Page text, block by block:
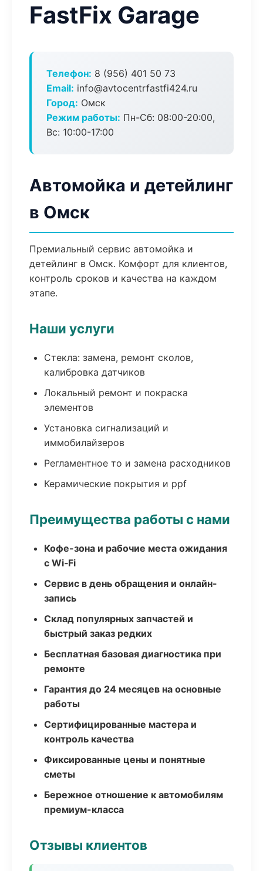
FastFix Garage
Телефон: 8 (956) 401 50 73
Email: info@avtocentrfastfi424.ru
Город: Омск
Режим работы: Пн-Сб: 08:00-20:00,
Вс: 10:00-17:00
Автомойка и детейлинг
в Омск
Премиальный сервис автомойка и
детейлинг в Омск. Комфорт для клиентов,
контроль сроков и качества на каждом
этапе.
Наши услуги
Стекла: замена, ремонт сколов,
калибровка датчиков
Локальный ремонт и покраска
элементов
Установка сигнализаций и
иммобилайзеров
Регламентное то и замена расходников
Керамические покрытия и ppf
Преимущества работы с нами
Кофе-зона и рабочие места ожидания
с Wi‑Fi
Сервис в день обращения и онлайн-
запись
Склад популярных запчастей и
быстрый заказ редких
Бесплатная базовая диагностика при
ремонте
Гарантия до 24 месяцев на основные
работы
Сертифицированные мастера и
контроль качества
Фиксированные цены и понятные
сметы
Бережное отношение к автомобилям
премиум-класса
Отзывы клиентов